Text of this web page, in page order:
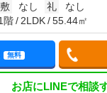
敷
なし 礼
なし
階
2LDK 55.44㎡
無料
お店にLINEで相談